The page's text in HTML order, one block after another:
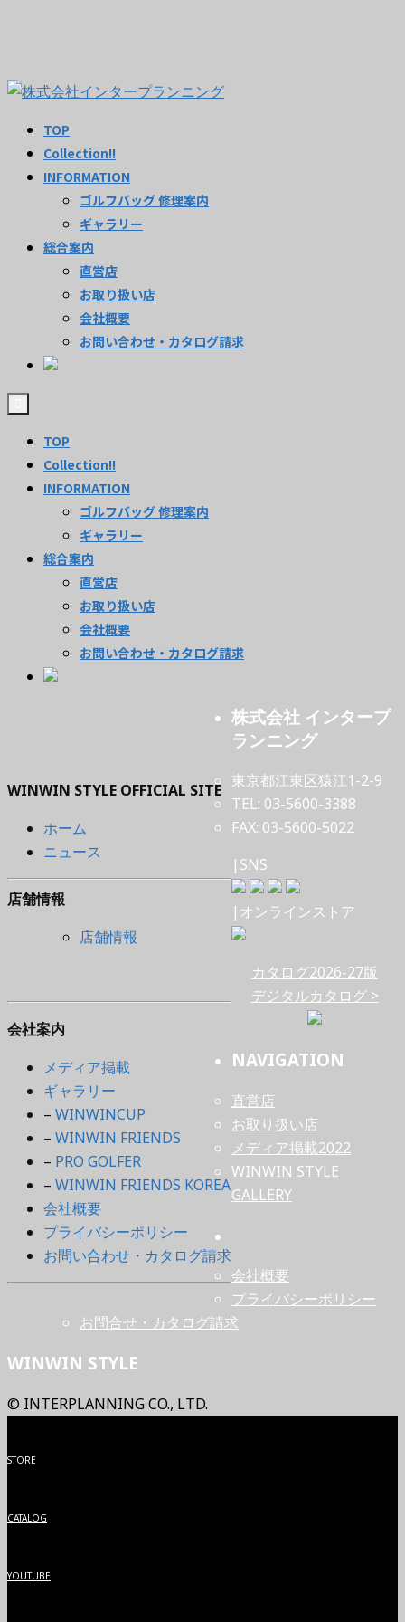
TOP
Collection!!
INFORMATION
ゴルフバッグ 修理案内
ギャラリー
総合案内
直営店
お取り扱い店
会社概要
お問い合わせ・カタログ請求
TOP
Collection!!
INFORMATION
ゴルフバッグ 修理案内
ギャラリー
総合案内
直営店
お取り扱い店
会社概要
お問い合わせ・カタログ請求
WINWIN STYLE OFFICIAL SITE
ホーム
ニュース
店舗情報
店舗情報
会社案内
メディア掲載
ギャラリー
– WINWINCUP
– WINWIN FRIENDS
– PRO GOLFER
– WINWIN FRIENDS KOREA
会社概要
プライバシーポリシー
お問い合わせ・カタログ請求
株式会社 インタープ
ランニング
東京都江東区猿江1-2-9
TEL: 03-5600-3388
FAX: 03-5600-5022
|SNS
|オンラインストア
カタログ2026-27版
デジタルカタログ >
NAVIGATION
直営店
お取り扱い店
メディア掲載2022
WINWIN STYLE
GALLERY
会社概要
プライバシーポリシー
お問合せ・カタログ請求
WINWIN STYLE
© INTERPLANNING CO., LTD.
STORE
CATALOG
YOUTUBE